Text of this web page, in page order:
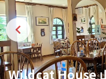
Wildcat House